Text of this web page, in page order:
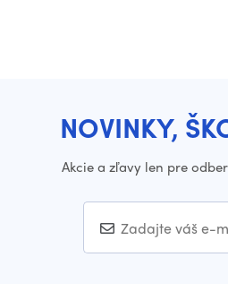
NOVINKY,
Akcie a zľavy len pre